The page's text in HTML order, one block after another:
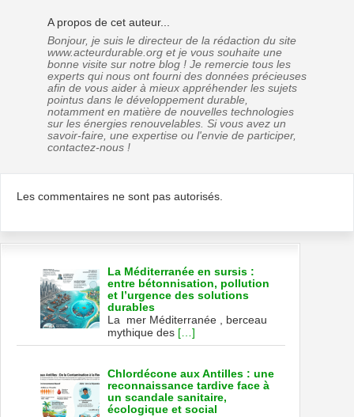
A propos de cet auteur...
Bonjour, je suis le directeur de la rédaction du site
www.acteurdurable.org et je vous souhaite une
bonne visite sur notre blog ! Je remercie tous les
experts qui nous ont fourni des données précieuses
afin de vous aider à mieux appréhender les sujets
pointus dans le développement durable,
notamment en matière de nouvelles technologies
sur les énergies renouvelables. Si vous avez un
savoir-faire, une expertise ou l'envie de participer,
contactez-nous !
Les commentaires ne sont pas autorisés.
La Méditerranée en sursis :
entre bétonnisation, pollution
et l’urgence des solutions
durables
La mer Méditerranée , berceau
mythique des […]
Chlordécone aux Antilles : une
reconnaissance tardive face à
un scandale sanitaire,
écologique et social